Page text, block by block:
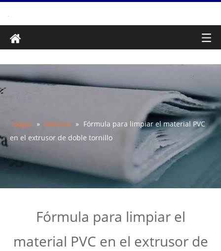
Hogar » Noticias » Fórmula para limpiar el material PVC
en el extrusor de doble tornillo
Fórmula para limpiar el
material PVC en el extrusor de